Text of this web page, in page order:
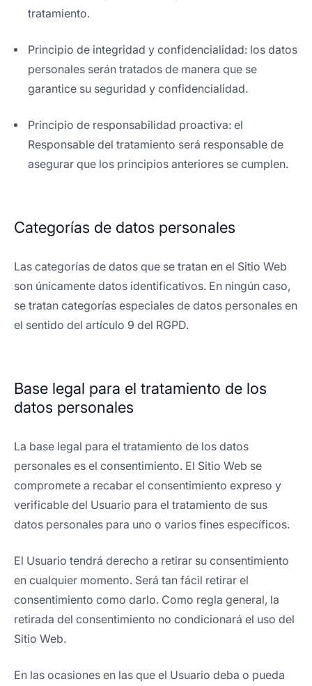
tratamiento.
Principio de integridad y confidencialidad: los datos
personales serán tratados de manera que se
garantice su seguridad y confidencialidad.
Principio de responsabilidad proactiva: el
Responsable del tratamiento será responsable de
asegurar que los principios anteriores se cumplen.
Categorías de datos personales
Las categorías de datos que se tratan en el Sitio Web
son únicamente datos identificativos. En ningún caso,
se tratan categorías especiales de datos personales en
el sentido del artículo 9 del RGPD.
Base legal para el tratamiento de los
datos personales
La base legal para el tratamiento de los datos
personales es el consentimiento. El Sitio Web se
compromete a recabar el consentimiento expreso y
verificable del Usuario para el tratamiento de sus
datos personales para uno o varios fines específicos.
El Usuario tendrá derecho a retirar su consentimiento
en cualquier momento. Será tan fácil retirar el
consentimiento como darlo. Como regla general, la
retirada del consentimiento no condicionará el uso del
Sitio Web.
En las ocasiones en las que el Usuario deba o pueda